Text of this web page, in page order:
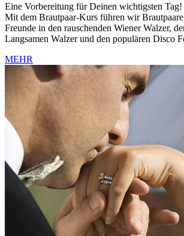
Eine Vorbereitung für Deinen wichtigsten Tag!
Mit dem Brautpaar-Kurs führen wir
Freunde in den rauschenden Wiener Walzer,
Langsamen Walzer und den populären Disco
MEHR